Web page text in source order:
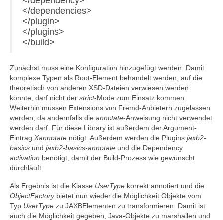
</dependencies>
</plugin>
</plugins>
</build>
Zunächst muss eine Konfiguration hinzugefügt werden. Damit
komplexe Typen als Root-Element behandelt werden, auf die
theoretisch von anderen XSD-Dateien verwiesen werden
könnte, darf nicht der strict-Mode zum Einsatz kommen.
Weiterhin müssen Extensions von Fremd-Anbietern zugelassen
werden, da andernfalls die annotate-Anweisung nicht verwendet
werden darf. Für diese Library ist außerdem der Argument-
Eintrag Xannotate nötigt. Außerdem werden die Plugins jaxb2-
basics und jaxb2-basics-annotate und die Dependency
activation benötigt, damit der Build-Prozess wie gewünscht
durchläuft.
Als Ergebnis ist die Klasse UserType korrekt annotiert und die
ObjectFactorybietet nun wieder die Möglichkeit Objekte vom
Typ UserType zu JAXBElementen zu transformieren. Damit ist
auch die Möglichkeit gegeben, Java-Objekte zu marshallen und